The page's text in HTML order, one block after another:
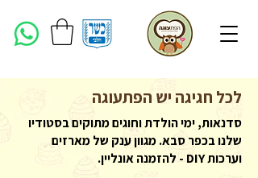
לכל חגיגה יש הפתעוגה
סדנאות, ימי הולדת וחוגים מתוקים בסטודיו
שלנו בכפר סבא. מגוון ענק של מארזים
וערכות DIY - להזמנה אונליין.